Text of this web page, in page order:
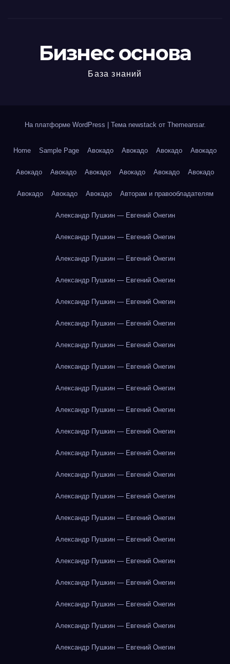
Бизнес основа
База знаний
На платформе WordPress Тема newstack от Themeansar.
Home Sample Page Авокадо Авокадо Авокадо Авокадо
Авокадо Авокадо Авокадо Авокадо Авокадо Авокадо
Авокадо Авокадо Авокадо Авторам и правообладателям
Александр Пушкин — Евгений Онегин
Александр Пушкин — Евгений Онегин
Александр Пушкин — Евгений Онегин
Александр Пушкин — Евгений Онегин
Александр Пушкин — Евгений Онегин
Александр Пушкин — Евгений Онегин
Александр Пушкин — Евгений Онегин
Александр Пушкин — Евгений Онегин
Александр Пушкин — Евгений Онегин
Александр Пушкин — Евгений Онегин
Александр Пушкин — Евгений Онегин
Александр Пушкин — Евгений Онегин
Александр Пушкин — Евгений Онегин
Александр Пушкин — Евгений Онегин
Александр Пушкин — Евгений Онегин
Александр Пушкин — Евгений Онегин
Александр Пушкин — Евгений Онегин
Александр Пушкин — Евгений Онегин
Александр Пушкин — Евгений Онегин
Александр Пушкин — Евгений Онегин
Александр Пушкин — Евгений Онегин